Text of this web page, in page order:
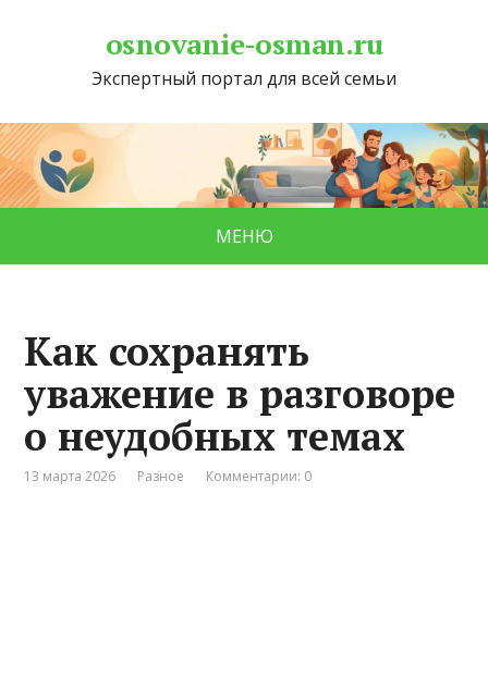
osnovanie-osman.ru
Экспертный портал для всей семьи
МЕНЮ
Как сохранять
уважение в разговоре
о неудобных темах
13 марта 2026 Разное Комментарии: 0